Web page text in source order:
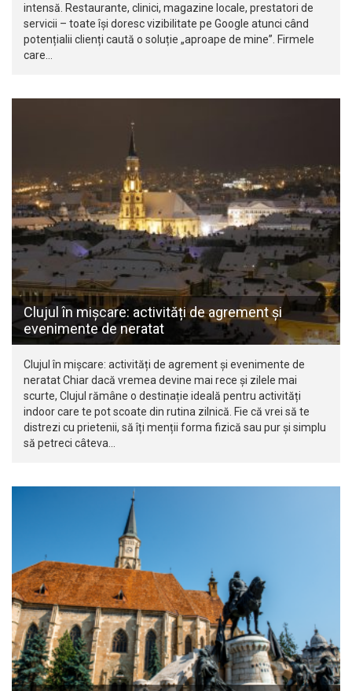
intensă. Restaurante, clinici, magazine locale, prestatori de
servicii – toate își doresc vizibilitate pe Google atunci când
potențialii clienți caută o soluție „aproape de mine”. Firmele
care…
Clujul în mișcare: activități de agrement și
evenimente de neratat
Clujul în mișcare: activități de agrement și evenimente de
neratat Chiar dacă vremea devine mai rece și zilele mai
scurte, Clujul rămâne o destinație ideală pentru activități
indoor care te pot scoate din rutina zilnică. Fie că vrei să te
distrezi cu prietenii, să îți menții forma fizică sau pur și simplu
să petreci câteva…